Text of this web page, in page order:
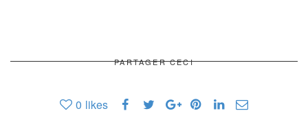
PARTAGER CECI
0 likes